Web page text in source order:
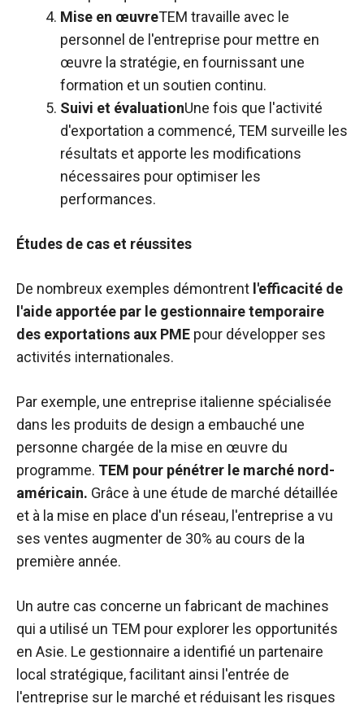
Mise en œuvreTEM travaille avec le
personnel de l'entreprise pour mettre en
œuvre la stratégie, en fournissant une
formation et un soutien continu.
Suivi et évaluationUne fois que l'activité
d'exportation a commencé, TEM surveille les
résultats et apporte les modifications
nécessaires pour optimiser les
performances.
Études de cas et réussites
De nombreux exemples démontrent l'efficacité de
l'aide apportée par le gestionnaire temporaire
des exportations aux PME pour développer ses
activités internationales.
Par exemple, une entreprise italienne spécialisée
dans les produits de design a embauché une
personne chargée de la mise en œuvre du
programme. TEM pour pénétrer le marché nord-
américain. Grâce à une étude de marché détaillée
et à la mise en place d'un réseau, l'entreprise a vu
ses ventes augmenter de 30% au cours de la
première année.
Un autre cas concerne un fabricant de machines
qui a utilisé un TEM pour explorer les opportunités
en Asie. Le gestionnaire a identifié un partenaire
local stratégique, facilitant ainsi l'entrée de
l'entreprise sur le marché et réduisant les risques